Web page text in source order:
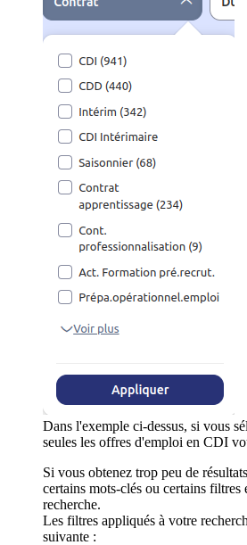
Dans l'exemple ci-dessus, si vous
seules les offres d'emploi en CDI
Si vous obtenez trop peu de
certains mots-clés ou certains filtres
recherche.
Les filtres appliqués à votre
suivante :